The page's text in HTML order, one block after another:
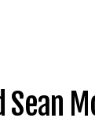
Sean